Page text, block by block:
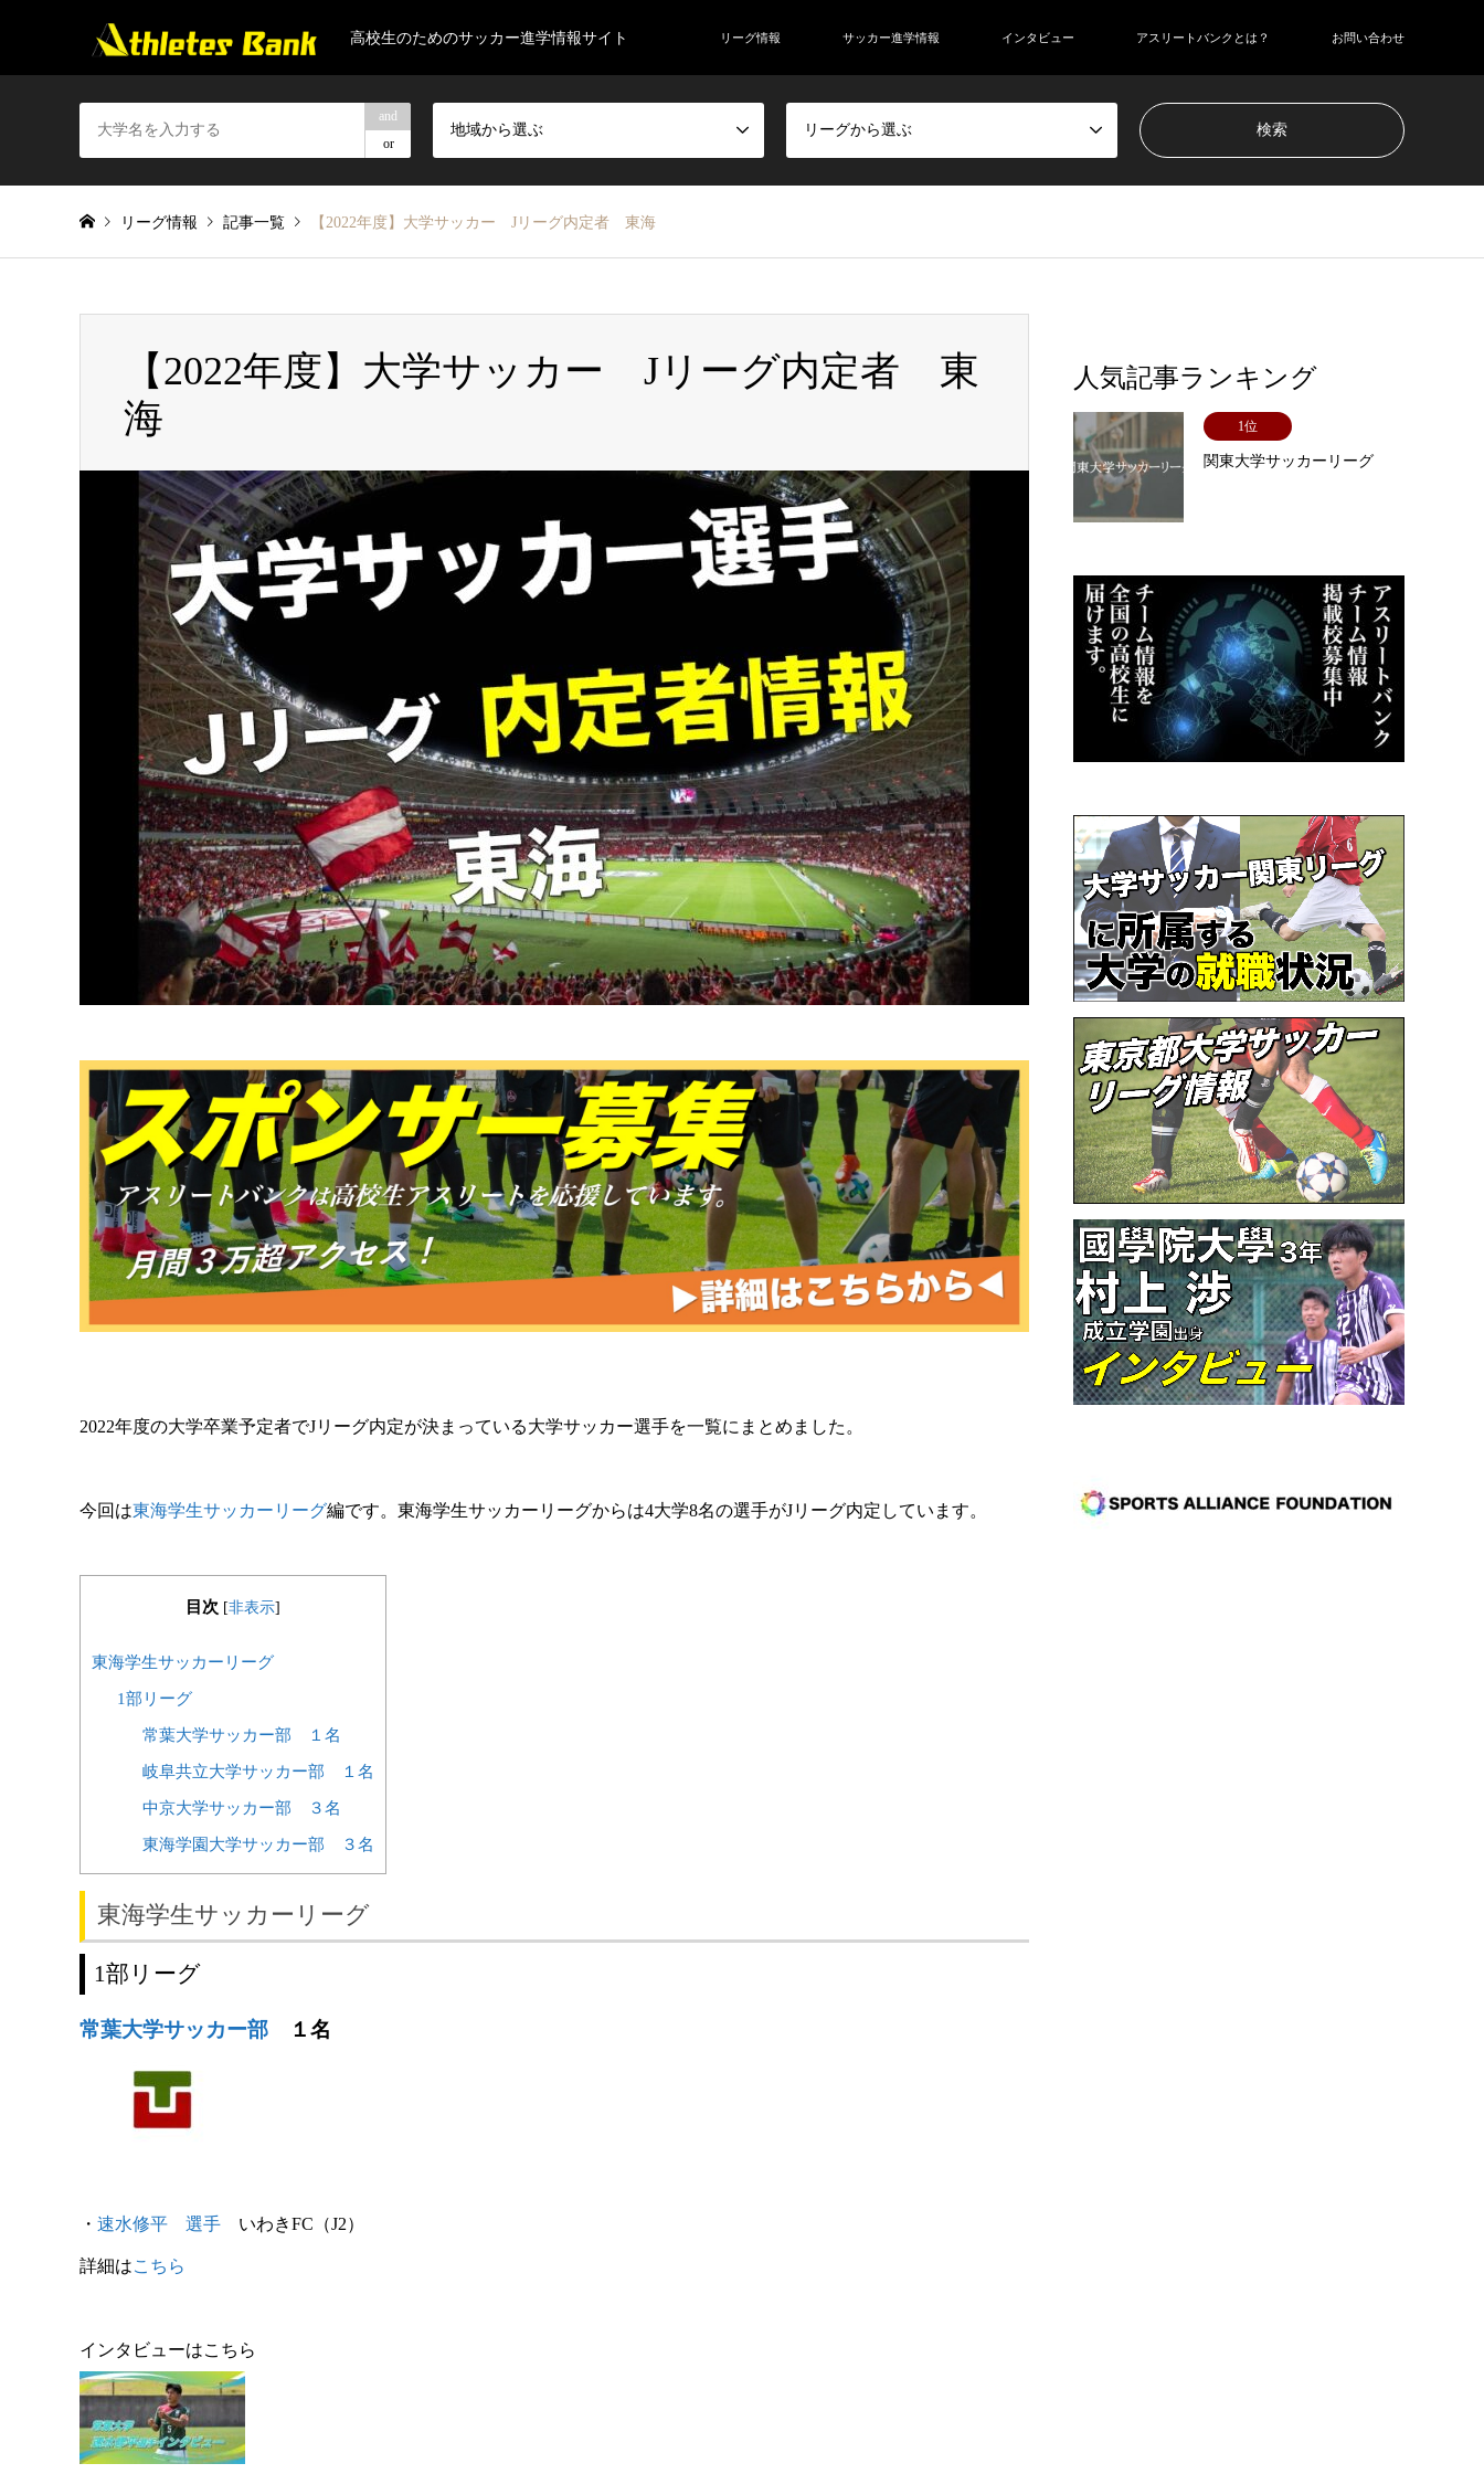
高校生のためのサッカー進学情報サイト リーグ情報 サッカー進学情報 インタビュー アスリートバンクとは？ お問い合わせ
and
or
地域から選ぶ リーグから選ぶ
リーグ情報 記事一覧 【2022年度】大学サッカー Jリーグ内定者 東海
【2022年度】大学サッカー Jリーグ内定者 東
海
2022年度の大学卒業予定者でJリーグ内定が決まっている大学サッカー選手を一覧にまとめました。
今回は東海学生サッカーリーグ編です。東海学生サッカーリーグからは4大学8名の選手がJリーグ内定しています。
目次 [非表示]
東海学生サッカーリーグ
1部リーグ
常葉大学サッカー部 １名
岐阜共立大学サッカー部 １名
中京大学サッカー部 ３名
東海学園大学サッカー部 ３名
東海学生サッカーリーグ
1部リーグ
常葉大学サッカー部 １名
・ 速水修平 選手 いわきFC （J2）
詳細はこちら
インタビューはこちら
人気記事ランキング
1位
関東大学サッカーリーグ